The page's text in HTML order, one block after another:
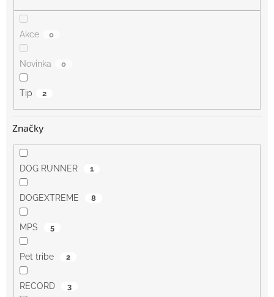
Akce 0
Novinka 0
Tip 2
Značky
DOG RUNNER 1
DOGEXTREME 8
MPS 5
Pet tribe 2
RECORD 3